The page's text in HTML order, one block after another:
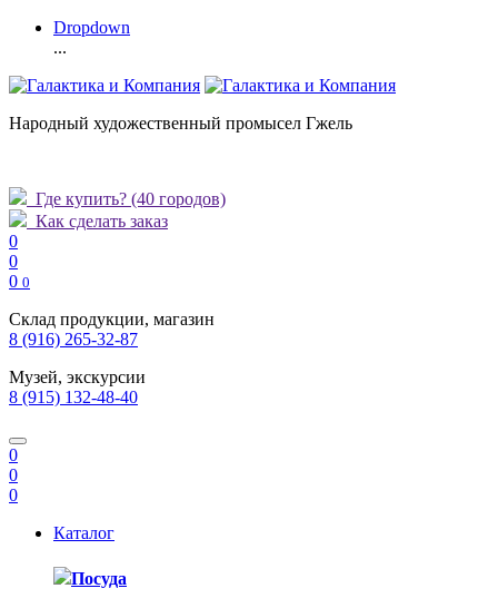
Dropdown
...
Народный художественный промысел Гжель
Где купить? (40 городов)
Как сделать заказ
0
0
0 0
Склад продукции, магазин
8 (916) 265-32-87
Музей, экскурсии
8 (915) 132-48-40
0
0
0
Каталог
Посуда